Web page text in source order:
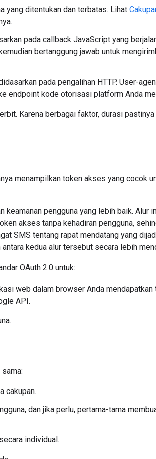
yang ditentukan dan terbatas. Lihat
pada callback JavaScript yang
bertanggung jawab untuk
pada pengalihan HTTP. User-
endpoint kode otorisasi platform Anda
Karena berbagai faktor, durasi
menampilkan token akses yang cocok
keamanan pengguna yang lebih baik. Alur
akses tanpa kehadiran pengguna,
SMS tentang rapat mendatang yang
kedua alur tersebut secara lebih
OAuth 2.0 untuk:
web dalam browser Anda
API.
cakupan.
dan jika perlu, pertama-tama
individual.